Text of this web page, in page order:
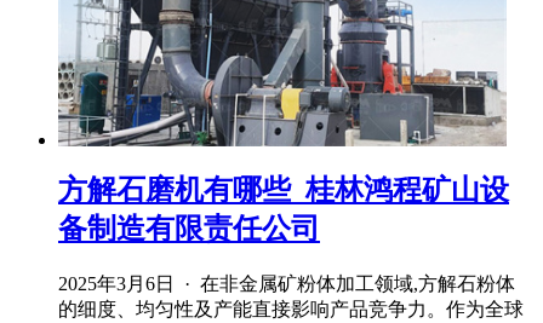
方解石磨机有哪些_桂林鸿程矿山设
备制造有限责任公司
2025年3月6日 · 在非金属矿粉体加工领域,方解石粉体
的细度、均匀性及产能直接影响产品竞争力。作为全球